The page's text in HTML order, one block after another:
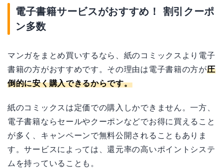
電子書籍サービスがおすすめ！ 割引クーポ
ン多数
マンガをまとめ買いするなら、紙のコミックスより電子
書籍の方がおすすめです。その理由は電子書籍の方が圧
倒的に安く購入できるからです。
紙のコミックスは定価での購入しかできません。一方、
電子書籍ならセールやクーポンなどでお得に買えること
が多く、キャンペーンで無料公開されることもありま
す。サービスによっては、還元率の高いポイントシステ
ムを持っていることも。